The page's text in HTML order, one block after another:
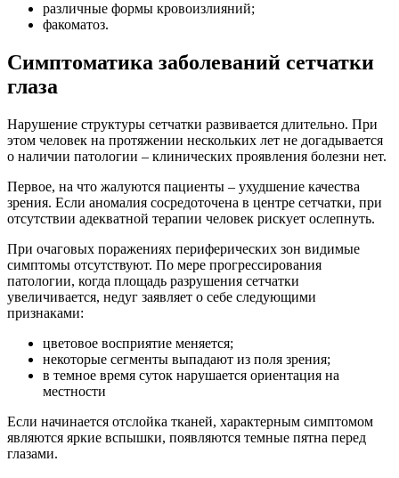
различные формы кровоизлияний;
факоматоз.
Симптоматика заболеваний сетчатки
глаза
Нарушение структуры сетчатки развивается длительно. При
этом человек на протяжении нескольких лет не догадывается
о наличии патологии – клинических проявления болезни нет.
Первое, на что жалуются пациенты – ухудшение качества
зрения. Если аномалия сосредоточена в центре сетчатки, при
отсутствии адекватной терапии человек рискует ослепнуть.
При очаговых поражениях периферических зон видимые
симптомы отсутствуют. По мере прогрессирования
патологии, когда площадь разрушения сетчатки
увеличивается, недуг заявляет о себе следующими
признаками:
цветовое восприятие меняется;
некоторые сегменты выпадают из поля зрения;
в темное время суток нарушается ориентация на
местности
Если начинается отслойка тканей, характерным симптомом
являются яркие вспышки, появляются темные пятна перед
глазами.